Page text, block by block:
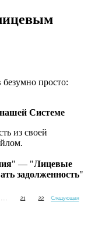
безумно просто:
Системе
из своей
" — "Лицевые
задолженность"